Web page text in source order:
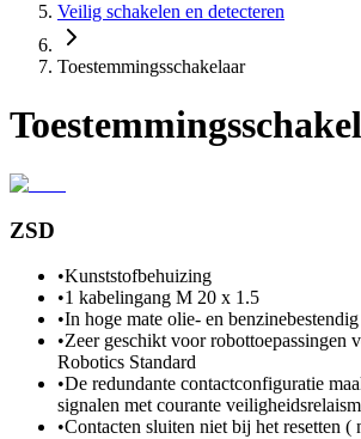
Veilig schakelen en detecteren
Toestemmingsschakelaar
ZSD
•Kunststofbehuizing
•1 kabelingang M 20 x 1.5
•In hoge mate olie- en benzinebestendig
•Zeer geschikt voor robottoepassingen
Robotics Standard
•De redundante contactconfiguratie
signalen met courante
•Contacten sluiten niet bij het resetten (